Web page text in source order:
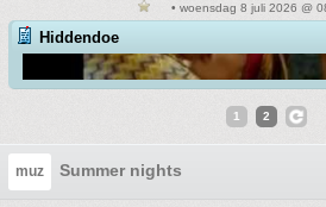
• woensdag 8 juli 2026 @
Hiddendoe
1 2
muz Summer nights